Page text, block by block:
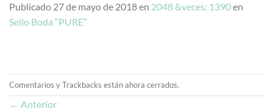
Publicado 27 de mayo de 2018en 2048 &veces; 1390en
Sello Boda “PURE”
Comentarios y Trackbacks están ahora cerrados.
← Anterior